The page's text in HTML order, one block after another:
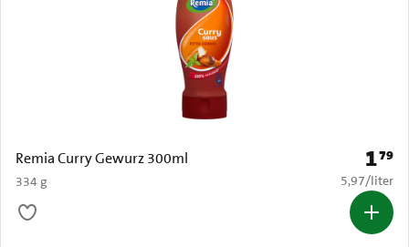
Remia Curry Gewurz 300ml
334 g
Prijs:
179
€ 5,97 per
5,97/liter